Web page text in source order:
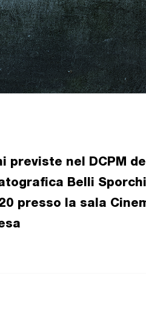
previste nel DCPM
Belli
presso la sala